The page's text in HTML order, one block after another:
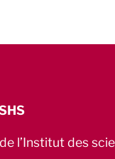
l’Institut des